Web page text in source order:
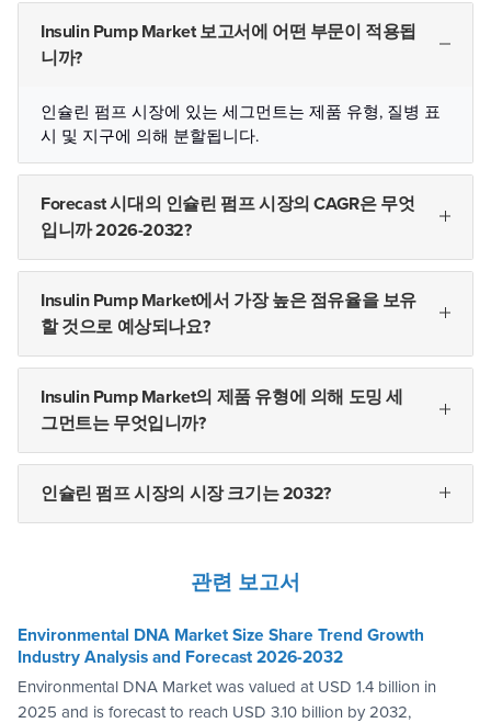
Insulin Pump Market 보고서에 어떤 부문이 적용됩
니까?
인슐린 펌프 시장에 있는 세그먼트는 제품 유형, 질병 표
시 및 지구에 의해 분할됩니다.
Forecast 시대의 인슐린 펌프 시장의 CAGR은 무엇
입니까 2026-2032?
Insulin Pump Market에서 가장 높은 점유율을 보유
할 것으로 예상되나요?
Insulin Pump Market의 제품 유형에 의해 도밍 세
그먼트는 무엇입니까?
인슐린 펌프 시장의 시장 크기는 2032?
관련 보고서
Environmental DNA Market Size Share Trend Growth
Industry Analysis and Forecast 2026-2032
Environmental DNA Market was valued at USD 1.4 billion in
2025 and is forecast to reach USD 3.10 billion by 2032,